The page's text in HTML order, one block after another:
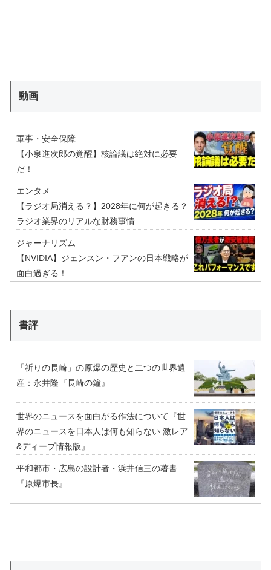
動画
軍事・安全保障
【小泉進次郎の覚醒】核論議は絶対に必要
だ！
エンタメ
【ラジオ局消える？】2028年に何が起きる？
ラジオ業界のリアルな財務事情
ジャーナリズム
【NVIDIA】ジェンスン・フアンの日本戦略が
面白過ぎる！
書評
「祈りの長崎」の原爆の歴史と二つの世界遺
産：永井隆『長崎の鐘』
世界のニュースを面白がる作法について『世
界のニュースを日本人は何も知らない 激レア
&ディープ情報版』
平和都市・広島の設計者・浜井信三の著書
『原爆市長』